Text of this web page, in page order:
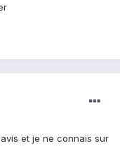
et je ne connais sur